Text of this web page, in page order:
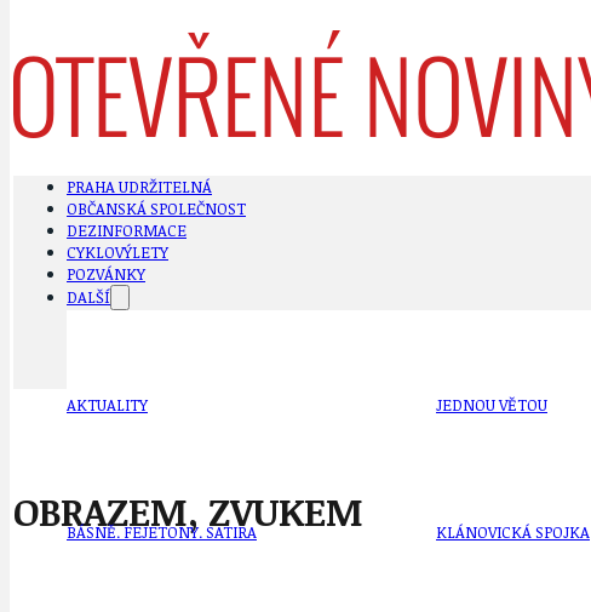
PRAHA UDRŽITELNÁ
OBČANSKÁ SPOLEČNOST
DEZINFORMACE
CYKLOVÝLETY
POZVÁNKY
DALŠÍ
AKTUALITY
BÁSNĚ. FEJETONY. SATIRA
JEDNOU VĚTOU
KLÁNOVICKÁ SPOJKA
OBRAZEM, ZVUKEM